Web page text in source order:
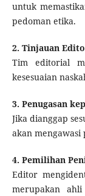
untuk
pedoman etika.
2. Tinjauan
Tim editorial
kesesuaian
3. Penugasan
Jika dianggap
akan mengawasi
4. Pemilihan
Editor
merupakan